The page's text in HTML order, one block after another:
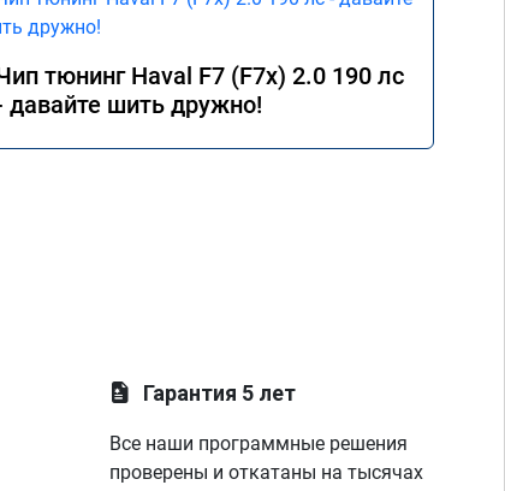
тюнинг Haval F7 (F7x) 2.0 190 лс
давайте шить дружно!
Гарантия 5 лет
Все наши программные решения
проверены и откатаны на тысячах